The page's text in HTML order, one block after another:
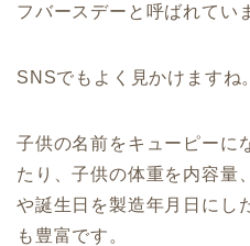
フバースデーと呼ばれてい
SNSでもよく見かけますね。
子供の名前をキューピーに
たり、子供の体重を内容量
や誕生日を製造年月日にし
も豊富です。